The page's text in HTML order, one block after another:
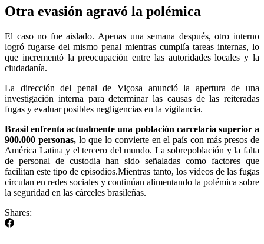
Otra evasión agravó la polémica
El caso no fue aislado. Apenas una semana después, otro interno
logró fugarse del mismo penal mientras cumplía tareas internas, lo
que incrementó la preocupación entre las autoridades locales y la
ciudadanía.
La dirección del penal de Viçosa anunció la apertura de una
investigación interna para determinar las causas de las reiteradas
fugas y evaluar posibles negligencias en la vigilancia.
Brasil enfrenta actualmente una población carcelaria superior a
900.000 personas, lo que lo convierte en el país con más presos de
América Latina y el tercero del mundo. La sobrepoblación y la falta
de personal de custodia han sido señaladas como factores que
facilitan este tipo de episodios.Mientras tanto, los videos de las fugas
circulan en redes sociales y continúan alimentando la polémica sobre
la seguridad en las cárceles brasileñas.
Shares: